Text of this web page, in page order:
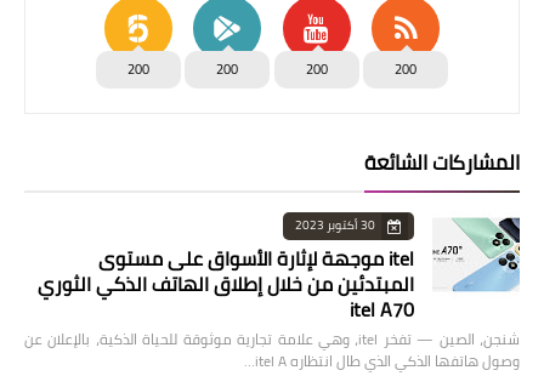
200
200
200
200
المشاركات الشائعة
30 أكتوبر 2023
itel موجهة لإثارة الأسواق على مستوى
المبتدئين من خلال إطلاق الهاتف الذكي الثوري
itel A70
شنجن، الصين — تفخر itel، وهي علامة تجارية موثوقة للحياة الذكية، بالإعلان عن
وصول هاتفها الذكي الذي طال انتظاره itel A…